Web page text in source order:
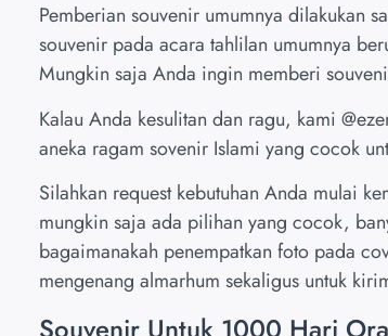
Pemberian souvenir umumnya dilakukan
souvenir pada acara tahlilan umumnya
Mungkin saja Anda ingin memberi
Kalau Anda kesulitan dan ragu, kami
aneka ragam sovenir Islami yang cocok
Silahkan request kebutuhan Anda mulai
mungkin saja ada pilihan yang cocok,
bagaimanakah penempatkan foto pada
mengenang almarhum sekaligus untuk